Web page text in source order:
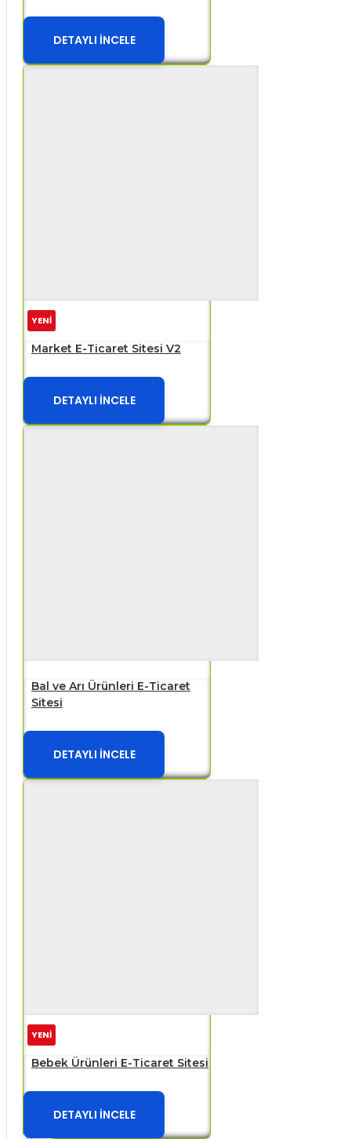
DETAYLI İNCELE
YENİ
Market E-Ticaret Sitesi V2
DETAYLI İNCELE
Bal ve Arı Ürünleri E-Ticaret
Sitesi
DETAYLI İNCELE
YENİ
Bebek Ürünleri E-Ticaret Sitesi
DETAYLI İNCELE